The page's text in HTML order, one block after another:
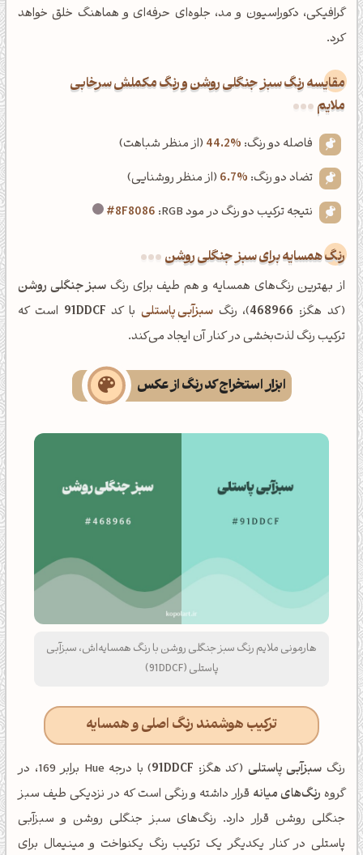
گرافیکی، دکوراسیون و مد، جلوه‌ای حرفه‌ای و هماهنگ خلق خواهد
کرد.
‌مقایسه رنگ سبز جنگلی روشن و رنگ مکملش سرخابی
ملایم
فاصله دو رنگ: 44.2% (از منظر شباهت)
تضاد دو رنگ: 6.7% (از منظر روشنایی)
نتیجه ترکیب دو رنگ در مود RGB:
#8F8086
رنگ همسایه برای سبز جنگلی روشن
از بهترین رنگ‌های همسایه و هم طیف برای رنگ سبز جنگلی روشن
(کد هگز: 468966)، رنگسبزآبی پاستلی با کد 91DDCF است که
ترکیب رنگ لذت‌بخشی در کنار آن ایجاد می‌کند.
ابزار استخراج کد رنگ از عکس
هارمونی ملایم رنگ سبز جنگلی روشن با رنگ همسایه‌اش، سبزآبی
پاستلی (91DDCF)
ترکیب هوشمند رنگ اصلی و همسایه
رنگ سبزآبی پاستلی (کد هگز: 91DDCF
) با درجه Hue برابر 169، در
گروه رنگ‌های میانه قرار داشته و رنگی است که در نزدیکی طیف سبز
جنگلی روشن قرار دارد. رنگ‌های سبز جنگلی روشن و سبزآبی
پاستلی در کنار یکدیگر یک ترکیب رنگ یکنواخت و مینیمال برای